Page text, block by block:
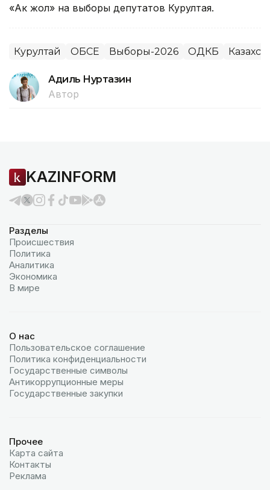
«Ак жол» на выборы депутатов Курултая.
Курултай ОБСЕ Выборы-2026 ОДКБ
Адиль Нуртазин
Автор
KAZINFORM
Разделы
Происшествия
Политика
Аналитика
Экономика
В мире
О нас
Пользовательское соглашение
Политика конфиденциальности
Государственные символы
Антикоррупционные меры
Государственные закупки
Прочее
Карта сайта
Контакты
Реклама